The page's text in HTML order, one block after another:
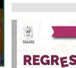
Ago 06, 2026 / 13:33
Todo listo en
Festival del Mar
Ago 06, 2026 / 13:26
Artistas
en el Teatro